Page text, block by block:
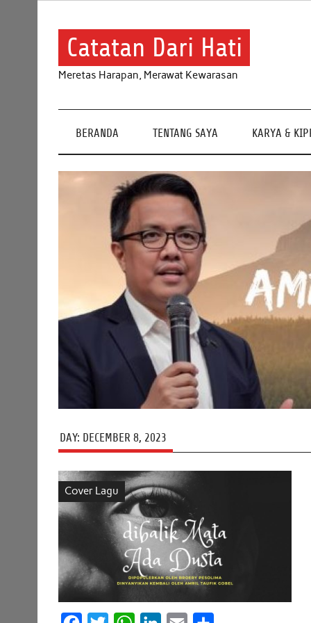
Catatan Dari Hati
Meretas Harapan, Merawat Kewarasan
BERANDA TENTANG SAYA KARYA &
DAY: DECEMBER 8, 2023
Cover Lagu